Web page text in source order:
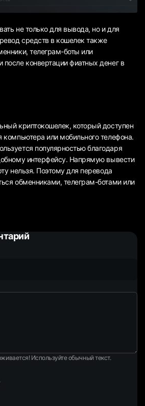
не только для вывода, но и для
средств в кошелек также
телеграм-боты или
конвертации фиатных денег в
криптокошелек, который доступен
компьютера или мобильного телефона.
популярностью благодаря
интерфейсу. Напрямую вывести
нельзя. Поэтому для перевода
обменниками, телеграм-ботами или
Используйте обычный текст.